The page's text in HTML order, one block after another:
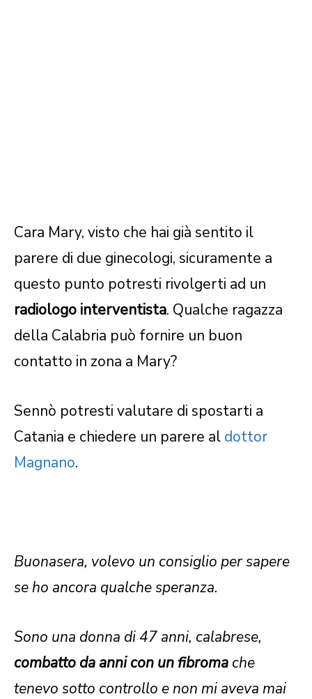
Cara Mary, visto che hai già sentito il
parere di due ginecologi, sicuramente a
questo punto potresti rivolgerti ad un
radiologo interventista. Qualche ragazza
della Calabria può fornire un buon
contatto in zona a Mary?
Sennò potresti valutare di spostarti a
Catania e chiedere un parere al dottor
Magnano.
Buonasera, volevo un consiglio per sapere
se ho ancora qualche speranza.
Sono una donna di 47 anni, calabrese,
combatto da anni con un fibroma che
tenevo sotto controllo e non mi aveva mai